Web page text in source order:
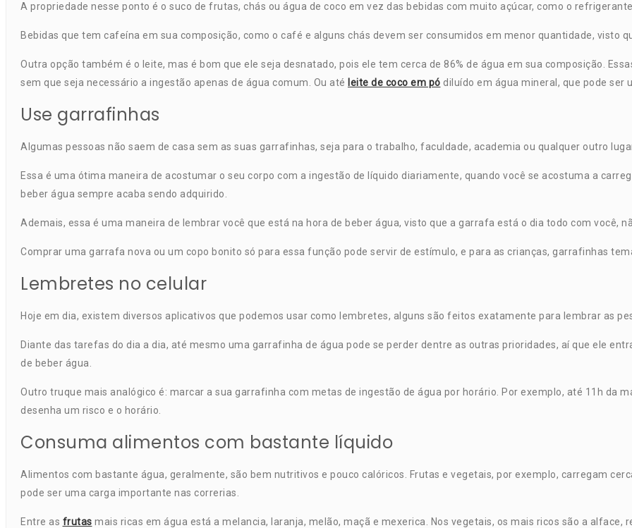
A propriedade nesse ponto é o suco de frutas, chás ou água de coco em vez das bebidas com muito açúcar, como o refrigerante.
Bebidas que tem cafeína em sua composição, como o café e alguns chás devem ser consumidos em menor quantidade, visto
Outra opção também é o leite, mas é bom que ele seja desnatado, pois ele tem cerca de 86% de água em sua composição.
sem que seja necessário a ingestão apenas de água comum. Ou até leite de coco em pó diluído em água mineral, que pode ser
Use garrafinhas
Algumas pessoas não saem de casa sem as suas garrafinhas, seja para o trabalho, faculdade, academia ou qualquer outro
Essa é uma ótima maneira de acostumar o seu corpo com a ingestão de líquido diariamente, quando você se acostuma a
beber água sempre acaba sendo adquirido.
Ademais, essa é uma maneira de lembrar você que está na hora de beber água, visto que a garrafa está o dia todo com você,
Comprar uma garrafa nova ou um copo bonito só para essa função pode servir de estímulo, e para as crianças, garrafinhas
Lembretes no celular
Hoje em dia, existem diversos aplicativos que podemos usar como lembretes, alguns são feitos exatamente para lembrar as
Diante das tarefas do dia a dia, até mesmo uma garrafinha de água pode se perder dentre as outras prioridades, aí que ele
de beber água.
Outro truque mais analógico é: marcar a sua garrafinha com metas de ingestão de água por horário. Por exemplo, até 11h da
desenha um risco e o horário.
Consuma alimentos com bastante líquido
Alimentos com bastante água, geralmente, são bem nutritivos e pouco calóricos. Frutas e vegetais, por exemplo, carregam
pode ser uma carga importante nas correrias.
Entre as frutas mais ricas em água está a melancia, laranja, melão, maçã e mexerica. Nos vegetais, os mais ricos são a